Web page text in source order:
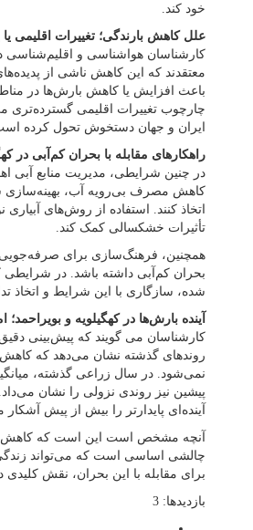
خود کند.
علل کاهش بارندگی؛ تغییرات اقلیمی یا
کارشناسان هواشناسی و اقلیم‌شناسی
معتقدند که این کاهش ناشی از
باعث افزایش یا کاهش بارش‌ها در
چارچوب تغییرات اقلیمی گسترده‌تری
ایران و جهان دستخوش تحول کرده
راهکارهای مقابله با بحران کم‌آبی در
در چنین شرایطی، مدیریت منابع آبی
کاهش مصرف بی‌رویه آب، بهینه‌سازی
اتخاذ کنند. استفاده از روش‌های
تأثیرات خشکسالی کمک کند.
همچنین، فرهنگ‌سازی برای
بحران کم‌آبی داشته باشد. در شرایطی
شده، سازگاری با این شرایط و اتخاذ
آینده بارش‌ها در کهگیلویه و بویراحمد؛
کارشناسان می گویند که پیش‌بینی
روندهای گذشته نشان می‌دهد که کاهش
پیشین نیز روندی نزولی را نشان
آینده‌ای پایدارتر را بیش از پیش آشکار
آنچه مشخص است این است که کاهش
چالشی اساسی است که می‌تواند زندگی
برای مقابله با این بحران، نقش کلیدی
بازدیدها: 3